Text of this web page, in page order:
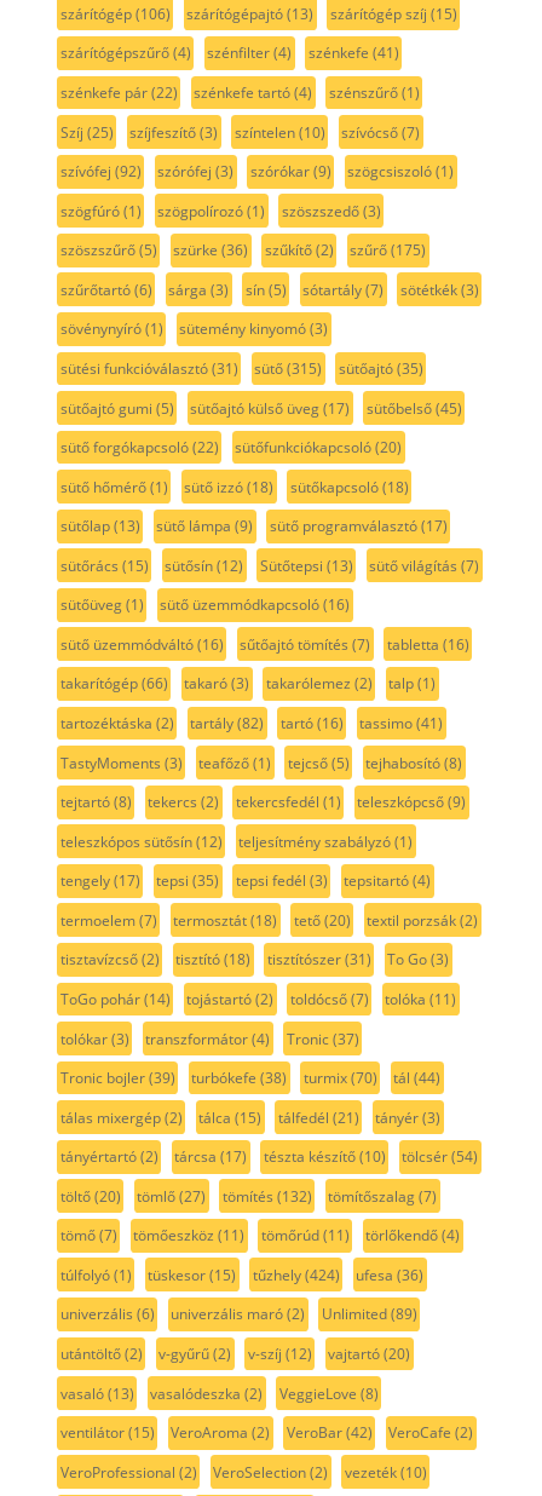
szárítógép(106) szárítógépajtó(13) szárítógép szíj (15)
szárítógépszűrő(4) szénfilter(4) szénkefe (41)
szénkefe pár(22) szénkefe tartó(4) szénszűrő(1)
Szíj (25) szíjfeszítő(3) színtelen(10) szívócső(7)
szívófej (92) szórófej (3) szórókar(9) szögcsiszoló(1)
szögfúró(1) szögpolírozó(1) szöszszedő(3)
szöszszűrő(5) szürke (36) szűkítő(2) szűrő(175)
szűrőtartó(6) sárga (3) sín(5) sótartály(7) sötétkék(3)
sövénynyíró(1) sütemény kinyomó(3)
sütési funkcióválasztó(31) sütő(315) sütőajtó(35)
sütőajtó gumi (5) sütőajtó külső üveg(17) sütőbelső(45)
sütő forgókapcsoló(22) sütőfunkciókapcsoló(20)
sütő hőmérő(1) sütő izzó(18) sütőkapcsoló(18)
sütőlap(13) sütő lámpa (9) sütő programválasztó(17)
sütőrács (15) sütősín(12) Sütőtepsi (13) sütő világítás (7)
sütőüveg(1) sütő üzemmódkapcsoló(16)
sütő üzemmódváltó(16) sűtőajtó tömítés (7) tabletta (16)
takarítógép(66) takaró(3) takarólemez (2) talp(1)
tartozéktáska (2) tartály(82) tartó(16) tassimo(41)
TastyMoments (3) teafőző(1) tejcső(5) tejhabosító(8)
tejtartó(8) tekercs (2) tekercsfedél (1) teleszkópcső(9)
teleszkópos sütősín(12) teljesítmény szabályzó(1)
tengely(17) tepsi (35) tepsi fedél (3) tepsitartó(4)
termoelem(7) termosztát(18) tető(20) textil porzsák(2)
tisztavízcső(2) tisztító(18) tisztítószer(31) To Go(3)
ToGo pohár(14) tojástartó(2) toldócső(7) tolóka (11)
tolókar(3) transzformátor(4) Tronic(37)
Tronic bojler(39) turbókefe (38) turmix(70) tál (44)
tálas mixergép(2) tálca (15) tálfedél (21) tányér(3)
tányértartó(2) tárcsa (17) tészta készítő(10) tölcsér(54)
töltő(20) tömlő(27) tömítés (132) tömítőszalag(7)
tömő(7) tömőeszköz (11) tömőrúd(11) törlőkendő(4)
túlfolyó(1) tüskesor(15) tűzhely(424) ufesa (36)
univerzális (6) univerzális maró(2) Unlimited(89)
utántöltő(2) v-gyűrű(2) v-szíj (12) vajtartó(20)
vasaló(13) vasalódeszka (2) VeggieLove (8)
ventilátor(15) VeroAroma (2) VeroBar(42) VeroCafe (2)
VeroProfessional (2) VeroSelection(2) vezeték(10)